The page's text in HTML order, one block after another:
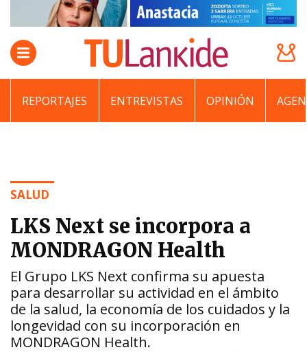
REPORTAJES ENTREVISTAS OPINIÓN
SALUD
LKS Next se incorpora a
MONDRAGON Health
El Grupo LKS Next confirma su apuesta
para desarrollar su actividad en el ámbito
de la salud, la economía de los cuidados y la
longevidad con su incorporación en
MONDRAGON Health.